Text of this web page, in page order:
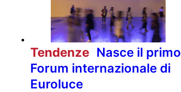
Tendenze Nasce il primo
Forum internazionale di
Euroluce